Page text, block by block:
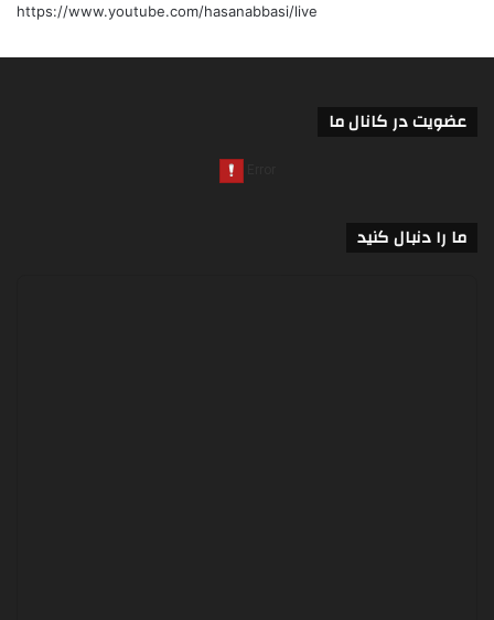
https://www.youtube.com/hasanabbasi/live
عضویت در کانال ما
ما را دنبال کنید